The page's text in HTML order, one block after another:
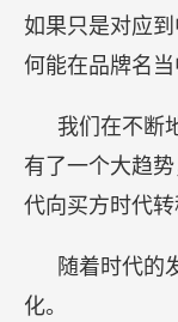
如果只是对应
何能在品牌名当
我们在不断
有了一个大趋
代向买方时代转
随着时代的
化。